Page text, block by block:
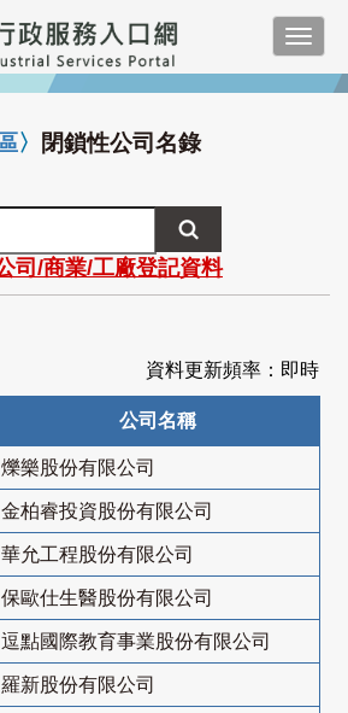
〉 閉鎖性公司名錄
司/商業/工廠登記資料
資料更新頻率：即時
公司名稱
爍樂股份有限公司
金柏睿投資股份有限公司
華允工程股份有限公司
保歐仕生醫股份有限公司
逗點國際教育事業股份有限公司
羅新股份有限公司